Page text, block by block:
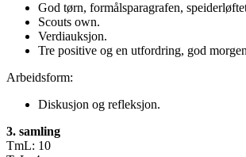
God tørn, formålsparagrafen,
Scouts own.
Verdiauksjon.
Tre positive og en utfordring, god
Arbeidsform:
Diskusjon og refleksjon.
3. samling
TmL: 10